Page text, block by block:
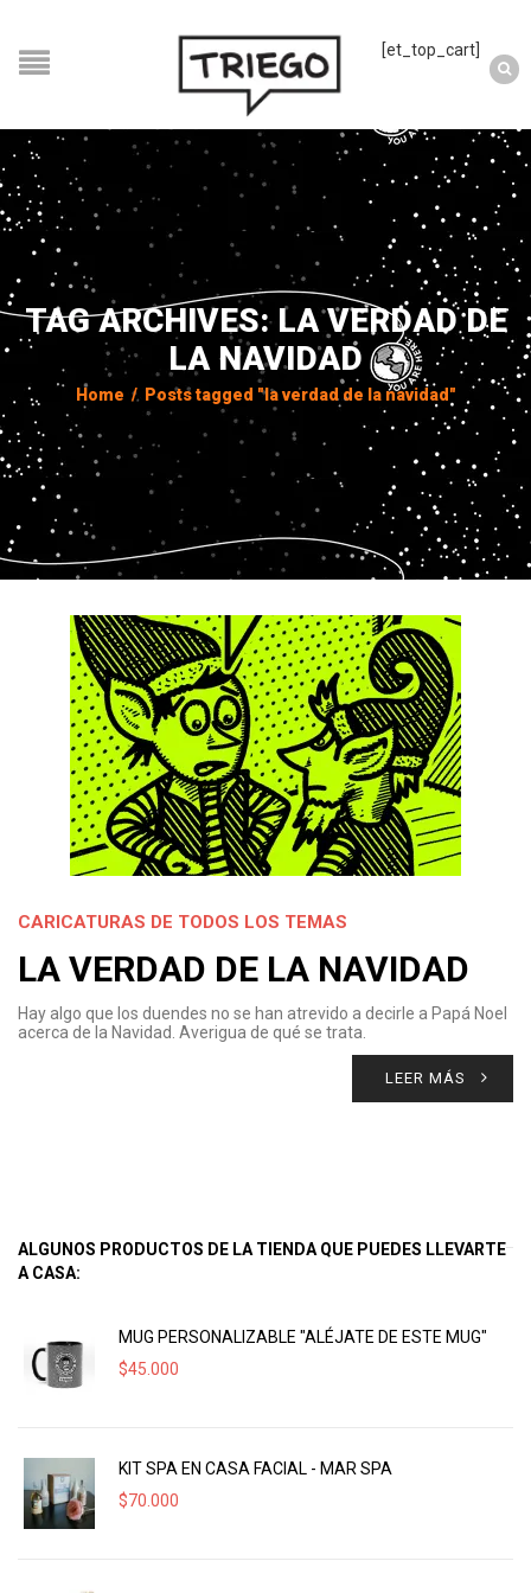
[et_top_cart]
TAG ARCHIVES: LA VERDAD DE
LA NAVIDAD
Home / Posts tagged "la verdad de la navidad"
CARICATURAS DE TODOS LOS TEMAS
LA VERDAD DE LA NAVIDAD
Hay algo que los duendes no se han atrevido a decirle a Papá Noel
acerca de la Navidad. Averigua de qué se trata.
LEER MÁS
ALGUNOS PRODUCTOS DE LA TIENDA QUE PUEDES LLEVARTE
A CASA:
MUG PERSONALIZABLE "ALÉJATE DE ESTE MUG"
$45.000
KIT SPA EN CASA FACIAL - MAR SPA
$70.000